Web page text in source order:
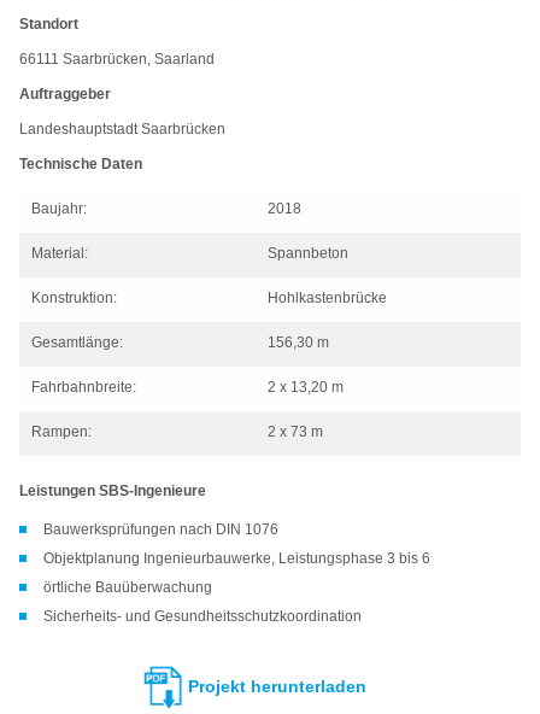
Standort
66111 Saarbrücken, Saarland
Auftraggeber
Landeshauptstadt Saarbrücken
Technische Daten
Baujahr: 2018
Material: Spannbeton
Konstruktion: Hohlkastenbrücke
Gesamtlänge: 156,30 m
Fahrbahnbreite: 2 x 13,20 m
Rampen: 2 x 73 m
Leistungen SBS-Ingenieure
Bauwerksprüfungen nach DIN 1076
Objektplanung Ingenieurbauwerke, Leistungsphase 3 bis 6
örtliche Bauüberwachung
Sicherheits- und Gesundheitsschutzkoordination
Projekt herunterladen